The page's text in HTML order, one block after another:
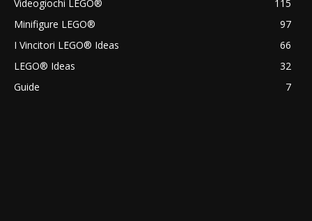
Videogiochi LEGO®
115
Minifigure LEGO®
97
I Vincitori LEGO® Ideas
66
LEGO® Ideas
32
Guide
7